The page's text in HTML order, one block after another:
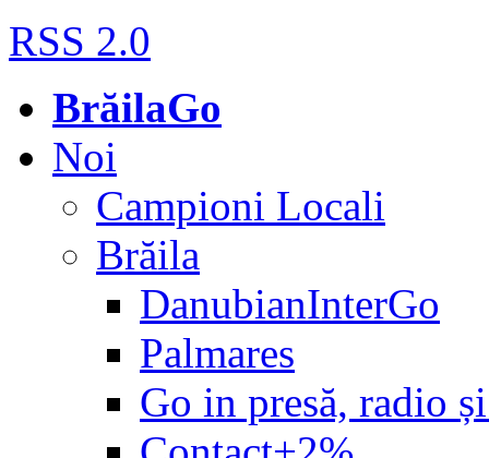
RSS 2.0
BrăilaGo
Noi
Campioni Locali
Brăila
DanubianInterGo
Palmares
Go in presă, radio